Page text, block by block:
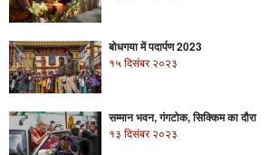
बोधगया में पदार्पण 2023
१५ दिसंबर २०२३
सम्मान भवन, गंगटोक, सिक्किम का दौरा
१३ दिसंबर २०२३